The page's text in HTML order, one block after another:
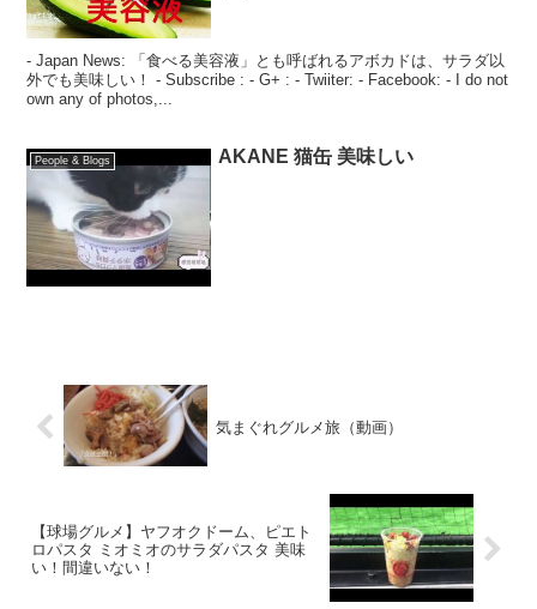
- Japan News: 「食べる美容液」とも呼ばれるアボカドは、サラダ以
外でも美味しい！ - Subscribe : - G+ : - Twiiter: - Facebook: - I do not
own any of photos,...
People & Blogs AKANE 猫缶 美味しい
気まぐれグルメ旅（動画）
【球場グルメ】ヤフオクドーム、ピエト
ロパスタ ミオミオのサラダパスタ 美味
い！間違いない！